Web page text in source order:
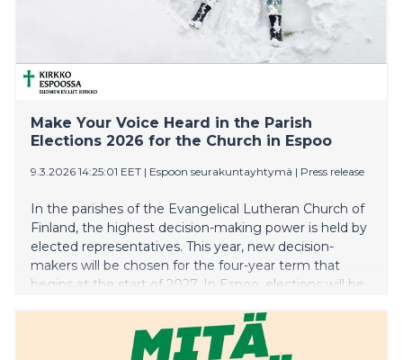
Make Your Voice Heard in the Parish
Elections 2026 for the Church in Espoo
9.3.2026 14:25:01 EET | Espoon seurakuntayhtymä | Press release
In the parishes of the Evangelical Lutheran Church of
Finland, the highest decision-making power is held by
elected representatives. This year, new decision-
makers will be chosen for the four-year term that
begins at the start of 2027. In Espoo, elections will be
local parishes as well as for the Joint Church Council.